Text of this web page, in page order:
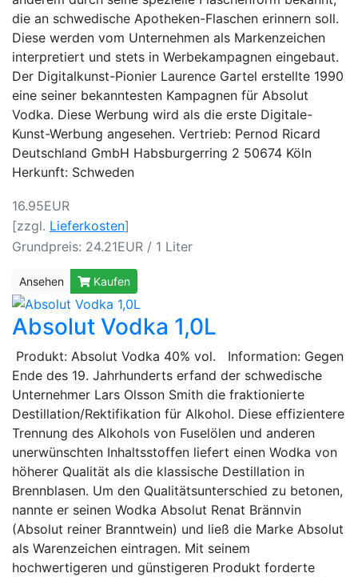
die an schwedische Apotheken-Flaschen erinnern soll.
Diese werden vom Unternehmen als Markenzeichen
interpretiert und stets in Werbekampagnen eingebaut.
Der Digitalkunst-Pionier Laurence Gartel erstellte 1990
eine seiner bekanntesten Kampagnen für Absolut
Vodka. Diese Werbung wird als die erste Digitale-
Kunst-Werbung angesehen. Vertrieb: Pernod Ricard
Deutschland GmbH Habsburgerring 2 50674 Köln
Herkunft: Schweden
16.95EUR
[zzgl. Lieferkosten]
Grundpreis: 24.21EUR / 1 Liter
Ansehen Kaufen
Absolut Vodka 1,0L
Produkt: Absolut Vodka 40% vol. Information: Gegen
Ende des 19. Jahrhunderts erfand der schwedische
Unternehmer Lars Olsson Smith die fraktionierte
Destillation/Rektifikation für Alkohol. Diese effizientere
Trennung des Alkohols von Fuselölen und anderen
unerwünschten Inhaltsstoffen liefert einen Wodka von
höherer Qualität als die klassische Destillation in
Brennblasen. Um den Qualitätsunterschied zu betonen,
nannte er seinen Wodka Absolut Renat Brännvin
(Absolut reiner Branntwein) und ließ die Marke Absolut
als Warenzeichen eintragen. Mit seinem
hochwertigeren und günstigeren Produkt forderte